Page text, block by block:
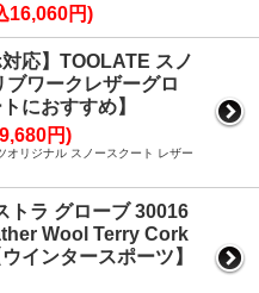
16,060円)
対応】TOOLATE スノ
ブワークレザーグロ
におすすめ】
円)
オリジナル スノースクート レザー
トラ グローブ 30016
Wool Terry Cork
インタースポーツ】